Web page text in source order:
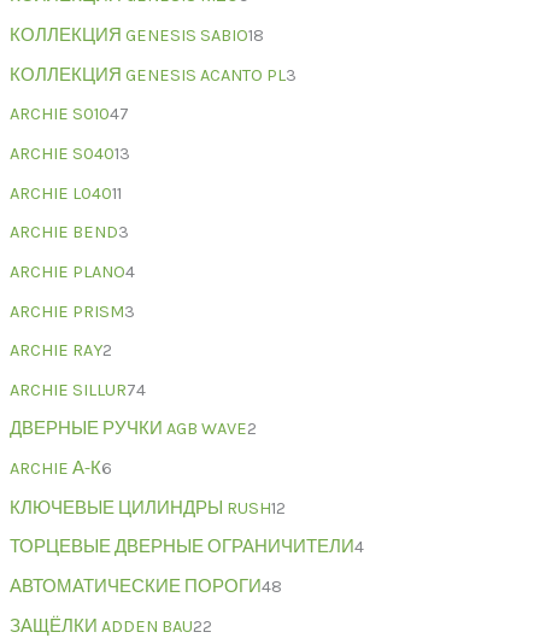
КОЛЛЕКЦИЯ GENESIS SABIO18
КОЛЛЕКЦИЯ GENESIS ACANTO PL3
ARCHIE S01047
ARCHIE S04013
ARCHIE L04011
ARCHIE BEND3
ARCHIE PLANO4
ARCHIE PRISM3
ARCHIE RAY2
ARCHIE SILLUR74
ДВЕРНЫЕ РУЧКИ AGB WAVE2
ARCHIE А-К6
КЛЮЧЕВЫЕ ЦИЛИНДРЫ RUSH12
ТОРЦЕВЫЕ ДВЕРНЫЕ ОГРАНИЧИТЕЛИ4
АВТОМАТИЧЕСКИЕ ПОРОГИ48
ЗАЩЁЛКИ ADDEN BAU22